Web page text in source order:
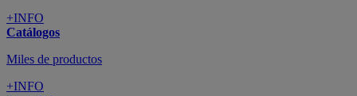
+INFO
Catálogos
Miles de productos
+INFO